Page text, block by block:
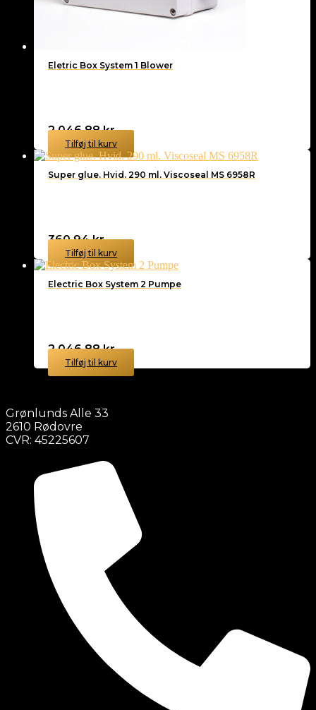
Eletric Box System 1 Blower
2.046,88kr.
Tilføj til kurv
Super glue. Hvid. 290 ml. Viscoseal MS 6958R
360,94kr.
Tilføj til kurv
Electric Box System 2 Pumpe
2.046,88kr.
Tilføj til kurv
Grønlunds Alle 33
2610 Rødovre
CVR: 45225607